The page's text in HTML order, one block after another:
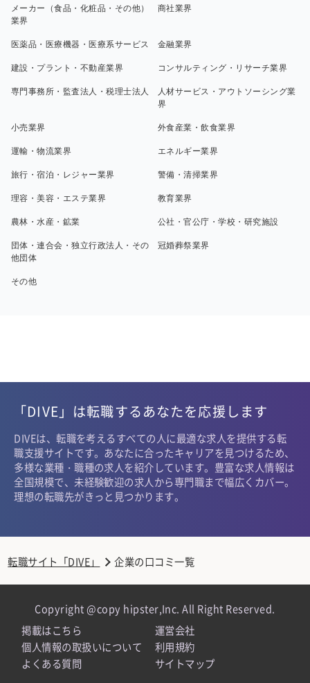
メーカー（食品・化粧品・その他）
業界
商社業界
医薬品・医療機器・医療系サービス 金融業界
建設・プラント・不動産業界 コンサルティング・リサーチ業界
専門事務所・監査法人・税理士法人
人材サービス・アウトソーシング業
界
小売業界 外食産業・飲食業界
運輸・物流業界 エネルギー業界
旅行・宿泊・レジャー業界 警備・清掃業界
理容・美容・エステ業界 教育業界
農林・水産・鉱業 公社・官公庁・学校・研究施設
団体・連合会・独立行政法人・その
他団体
冠婚葬祭業界
その他
「DIVE」は転職するあなたを応援します
DIVEは、転職を考えるすべての人に最適な求人を提供する転
職支援サイトです。あなたに合ったキャリアを見つけるため、
多様な業種・職種の求人を紹介しています。豊富な求人情報は
全国規模で、未経験歓迎の求人から専門職まで幅広くカバー。
理想の転職先がきっと見つかります。
転職サイト「DIVE」 企業の口コミ一覧
Copyright @copy hipster,Inc. All Right Reserved.
掲載はこちら
運営会社
個人情報の取扱いについて
利用規約
よくある質問
サイトマップ